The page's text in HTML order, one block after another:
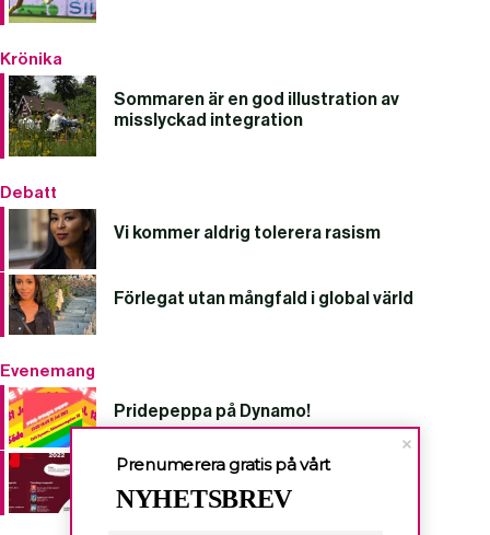
Krönika
Sommaren är en god illustration av
misslyckad integration
Debatt
Vi kommer aldrig tolerera rasism
Förlegat utan mångfald i global värld
Evenemang
Pridepeppa på Dynamo!
Järva Filmfestival 2022
Prenumerera gratis på vårt
NYHETSBREV